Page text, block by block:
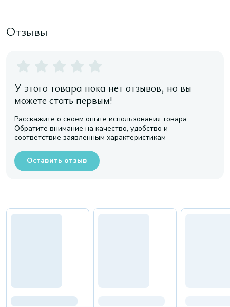
Отзывы
У этого товара пока нет отзывов, но вы
можете стать первым!
Расскажите о своем опыте использования товара.
Обратите внимание на качество, удобство и
соответствие заявленным характеристикам
Оставить отзыв